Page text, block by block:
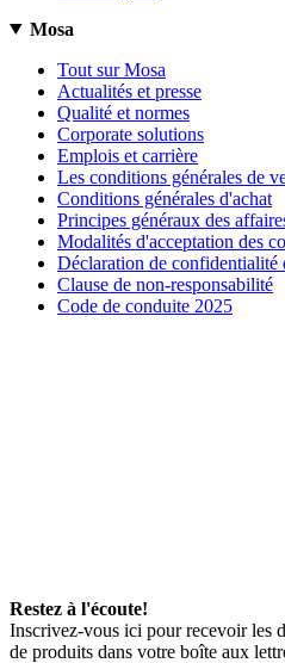
Mosa
Tout sur Mosa
Actualités et presse
Qualité et normes
Corporate solutions
Emplois et carrière
Les conditions générales de
Conditions générales d'achat
Principes généraux des
Modalités d'acceptation des
Déclaration de confidentialité
Clause de non-responsabilité
Code de conduite 2025
Restez à l'écoute!
Inscrivez-vous ici pour recevoir les
de produits dans votre boîte aux